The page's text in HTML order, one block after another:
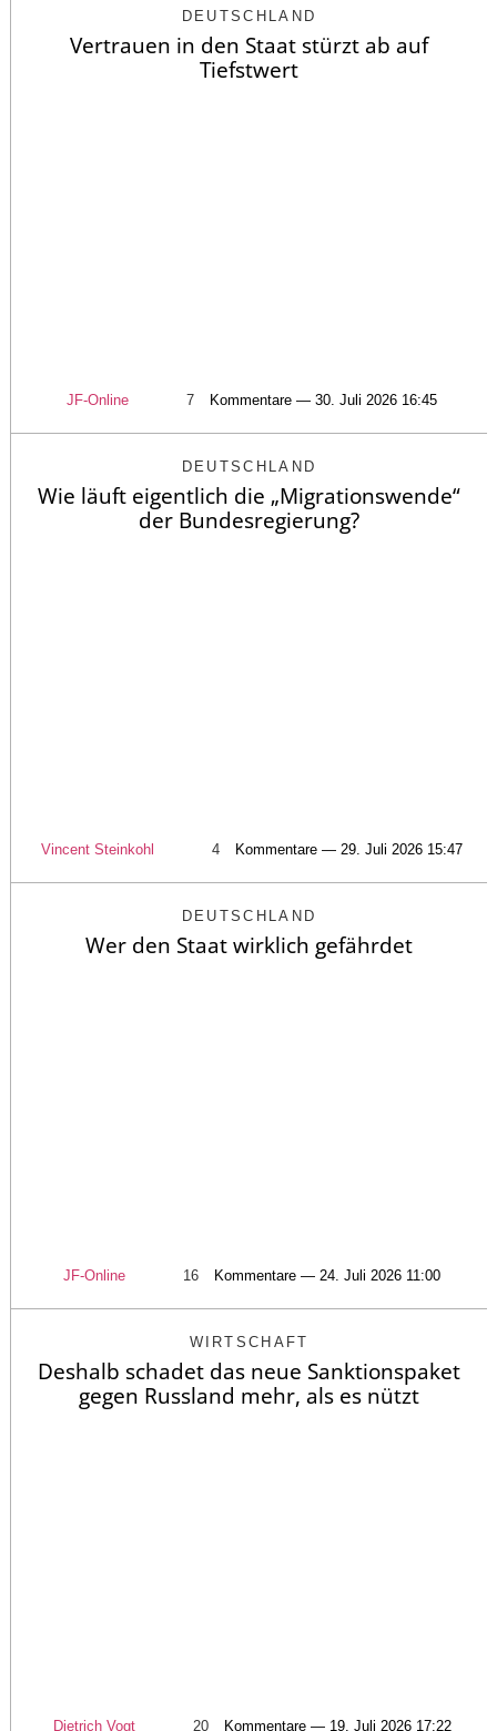
DEUTSCHLAND
Vertrauen in den Staat stürzt ab auf
Tiefstwert
JF-Online 7 Kommentare — 30. Juli 2026 16:45
DEUTSCHLAND
Wie läuft eigentlich die „Migrationswende“
der Bundesregierung?
Vincent Steinkohl 4 Kommentare — 29. Juli 2026 15:47
DEUTSCHLAND
Wer den Staat wirklich gefährdet
JF-Online 16 Kommentare — 24. Juli 2026 11:00
WIRTSCHAFT
Deshalb schadet das neue Sanktionspaket
gegen Russland mehr, als es nützt
Dietrich Vogt 20 Kommentare — 19. Juli 2026 17:22